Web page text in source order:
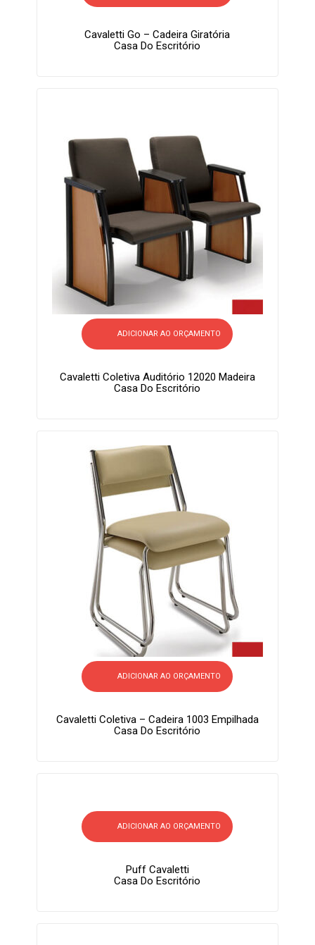
Cavaletti Go – Cadeira Giratória
Casa Do Escritório
ADICIONAR AO ORÇAMENTO
Cavaletti Coletiva Auditório 12020 Madeira
Casa Do Escritório
ADICIONAR AO ORÇAMENTO
Cavaletti Coletiva – Cadeira 1003 Empilhada
Casa Do Escritório
ADICIONAR AO ORÇAMENTO
Puff Cavaletti
Casa Do Escritório